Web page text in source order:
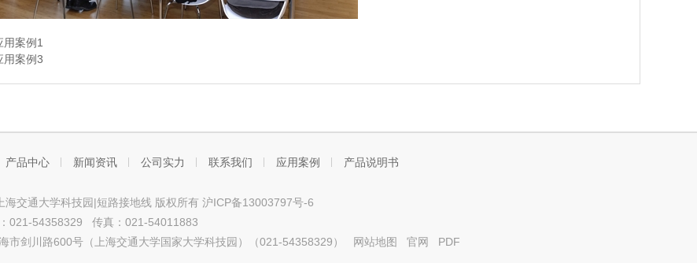
用案例1
用案例3
产品中心 新闻资讯 公司实力 联系我们 应用案例 产品说明书
交通大学科技园|短路接地线 版权所有 沪ICP备13003797号-6
021-54358329 传真：021-54011883
市剑川路600号（上海交通大学国家大学科技园）（021-54358329）
网站地图 官网 PDF